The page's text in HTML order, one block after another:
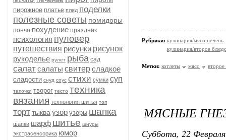
пирожное платье плед поделки
полезные советы помидоры
пончо похудение праздник
психология пуловер
путешествия рисунки рисунок
рукоделье рулет рыба сад
салатсалаты свитерсладкое
сладости снуд соус стихи сумки суп
тапочки творог тесто техника
вязания технология шитья топ
торттыква узор узоры шапка
шапки шарф шитье шнуры
экстрасенсорика юмор
Рубрики: кулинария/мясо,печень
кулинария/второе
Метки: котлеты мясо
МЯСНЫЕ
Суббота, 22